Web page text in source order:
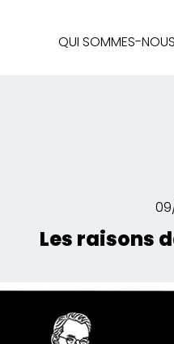
QUI SOMMES-
Les raisons